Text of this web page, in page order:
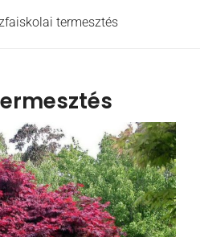
termesztés